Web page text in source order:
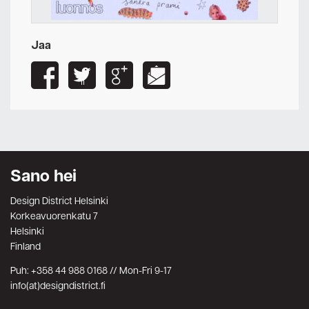
Jaa
Sano hei
Design District Helsinki
Korkeavuorenkatu 7
Helsinki
Finland
Puh: +358 44 988 0168 // Mon-Fri 9-17
info(at)designdistrict.fi